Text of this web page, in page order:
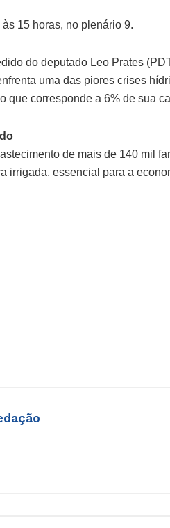
15 horas, no plenário 9.
do deputado Leo Prates
uma das piores crises
que corresponde a 6% de sua
de mais de 140 mil
irrigada, essencial para a